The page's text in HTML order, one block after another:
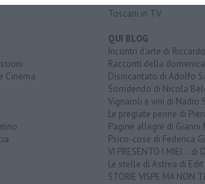
Cinema
Toscani in TV
QUI BLOG
Incontri d'arte di
Racconti della
Disincantato di Adolfo
Sorridendo di Nicola
Vignaioli e vini di Nadio
Le pregiate penne di
Pagine allegre di Gianni
Psico-cose di Federica
VI PRESENTO I MIEI... di
Le stelle di Astrea di
STORIE VISPE MA NON